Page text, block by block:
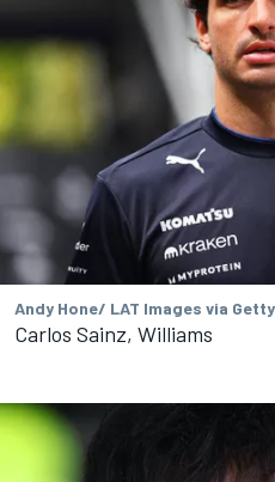
Andy Hone/ LAT Images via
Carlos Sainz, Williams